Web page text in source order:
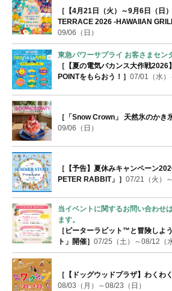
［【4月21日（火）～9月6日（日
TERRACE 2026 -HAWAIIAN
09/06（日）
東急パワーサプライ お客さまセン
［【夏の電気バカンス大作戦
POINTをもらおう！］ 07/01（水）
［「Snow Crown」 天然氷のかき氷
09/06（日）
［【予告】夏休みキャンペーン
PETER RABBIT」］ 07/21（火）
当イベントに関するお問い合わせ
ます。
［ピーターラビット™と冒険しよ
ト」開催］ 07/25（土）～08/12（水
［【ドッグウッドプラザ】わくわ
08/03（月）～08/23（日）